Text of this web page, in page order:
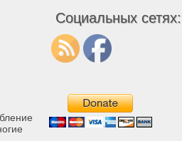
Социальных сетях: